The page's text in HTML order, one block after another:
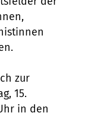
zur
15.
in den